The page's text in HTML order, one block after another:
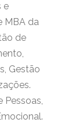
e
MBA da
de
Gestão
Pessoas,